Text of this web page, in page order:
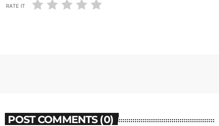
RATE IT
POST COMMENTS (0)